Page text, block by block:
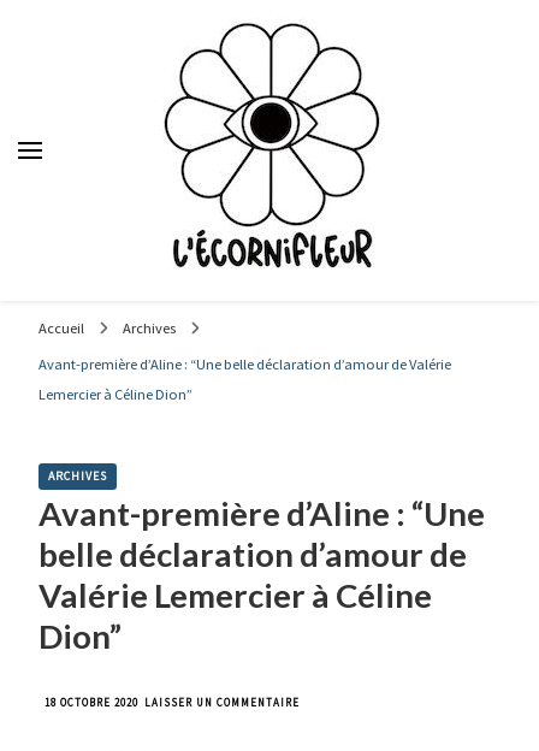
Accueil
Archives
Avant-première d’Aline : “Une belle déclaration d’amour de Valérie
Lemercier à Céline Dion”
ARCHIVES
Avant-première d’Aline : “Une
belle déclaration d’amour de
Valérie Lemercier à Céline
Dion”
18 OCTOBRE 2020 LAISSER UN COMMENTAIRE